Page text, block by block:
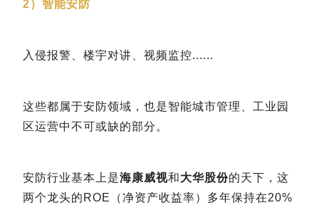
2）智能安防
入侵报警、楼宇对讲、视频监控......
这些都属于安防领域，也是智能城市管理、工业园
区运营中不可或缺的部分。
安防行业基本上是海康威视和大华股份的天下，这
两个龙头的ROE（净资产收益率）多年保持在20%